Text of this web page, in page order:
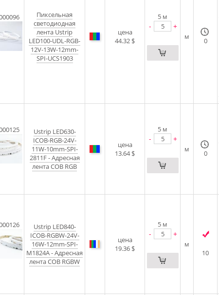
Пиксельная
светодиодная
лента Ustrip
LED100-UDL-RGB-
12V-13W-12mm-
SPI-UCS1903
цена
44.32 $
5 м
- +
м 0
Ustrip LED630-
ICOB-RGB-24V-
11W-10mm-SPI-
2811F - Адресная
лента COB RGB
цена
13.64 $
5 м
- +
м 0
Ustrip LED840-
ICOB-RGBW-24V-
16W-12mm-SPI-
M1824A - Адресная
лента COB RGBW
цена
19.36 $
5 м
- +
м
10